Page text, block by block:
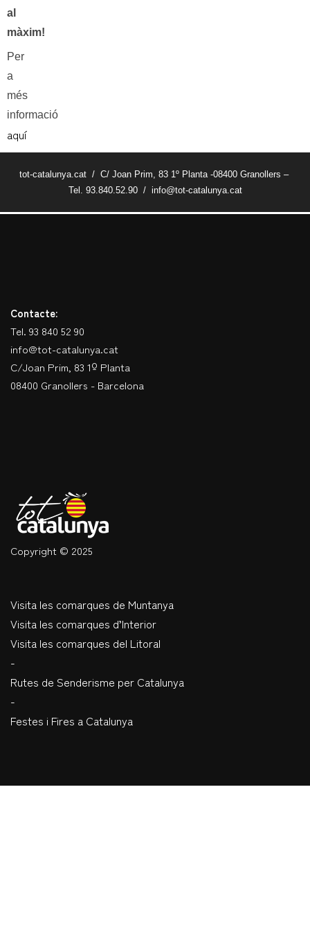
al
màxim!
Per
a
més
informació
aquí
tot-catalunya.cat / C/ Joan Prim, 83 1º Planta -08400 Granollers –
Tel. 93.840.52.90 / info@tot-catalunya.cat
Contacte:
Tel. 93 840 52 90
info@tot-catalunya.cat
C/Joan Prim, 83 1º Planta
08400 Granollers - Barcelona
Copyright © 2025
Visita les comarques de Muntanya
Visita les comarques d’Interior
Visita les comarques del Litoral
-
Rutes de Senderisme per Catalunya
-
Festes i Fires a Catalunya